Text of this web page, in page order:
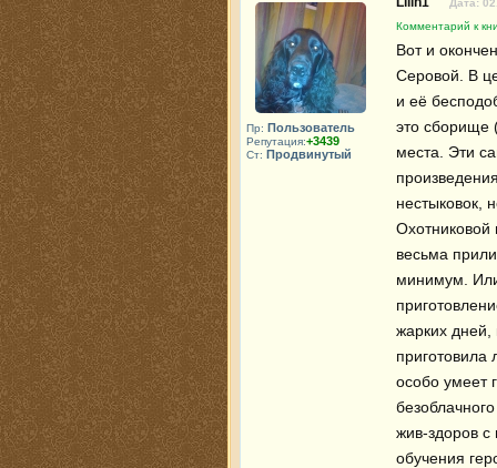
Пр: Пользователь
Репутация:+3439
Ст: Продвинутый
Дата:
Комментарий к
Вот и
Серовой. В
и её
это сборище
места. Эти
нестыковок,
Охотниковой
весьма
минимум.
жарких дней,
особо умеет
жив-здоров с
обучения